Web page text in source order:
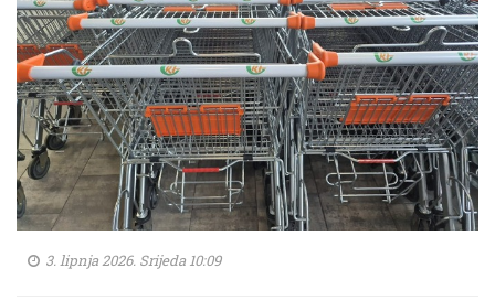
3. lipnja 2026. Srijeda 10:09